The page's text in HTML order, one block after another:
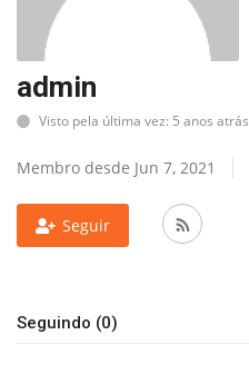
Politica
Saúde
Entretenimento
Esportes
admin
Visto pela última vez: 5 anos atrás
Membro desde Jun 7, 2021
Seguir
Seguindo (0)